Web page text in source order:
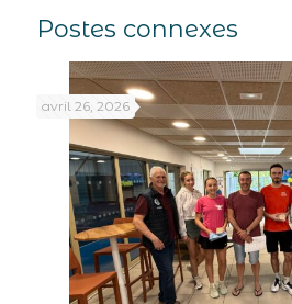
Postes connexes
avril 26, 2026